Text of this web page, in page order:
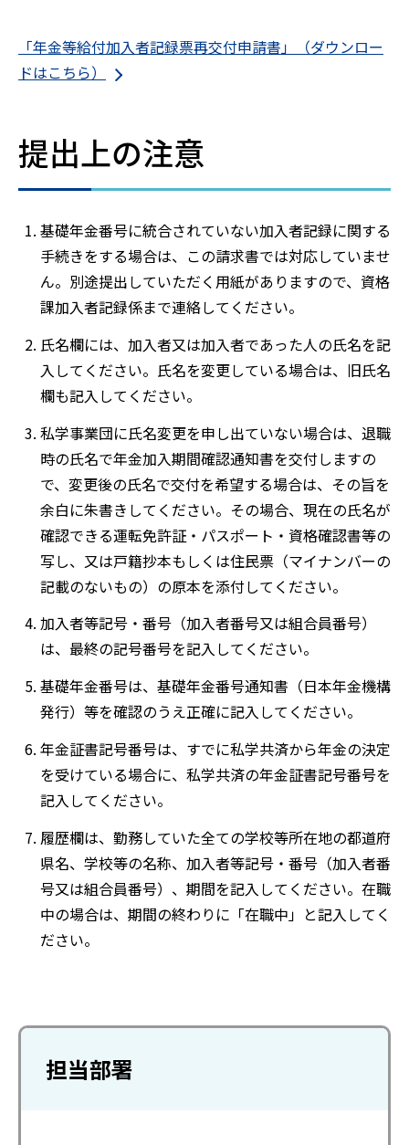
「年金等給付加入者記録票再交付申請書」（ダウンロー
ドはこちら）
提出上の注意
基礎年金番号に統合されていない加入者記録に関する
手続きをする場合は、この請求書では対応していませ
ん。別途提出していただく用紙がありますので、資格
課加入者記録係まで連絡してください。
氏名欄には、加入者又は加入者であった人の氏名を記
入してください。氏名を変更している場合は、旧氏名
欄も記入してください。
私学事業団に氏名変更を申し出ていない場合は、退職
時の氏名で年金加入期間確認通知書を交付しますの
で、変更後の氏名で交付を希望する場合は、その旨を
余白に朱書きしてください。その場合、現在の氏名が
確認できる運転免許証・パスポート・資格確認書等の
写し、又は戸籍抄本もしくは住民票（マイナンバーの
記載のないもの）の原本を添付してください。
加入者等記号・番号（加入者番号又は組合員番号）
は、最終の記号番号を記入してください。
基礎年金番号は、基礎年金番号通知書（日本年金機構
発行）等を確認のうえ正確に記入してください。
年金証書記号番号は、すでに私学共済から年金の決定
を受けている場合に、私学共済の年金証書記号番号を
記入してください。
履歴欄は、勤務していた全ての学校等所在地の都道府
県名、学校等の名称、加入者等記号・番号（加入者番
号又は組合員番号）、期間を記入してください。在職
中の場合は、期間の終わりに「在職中」と記入してく
ださい。
担当部署